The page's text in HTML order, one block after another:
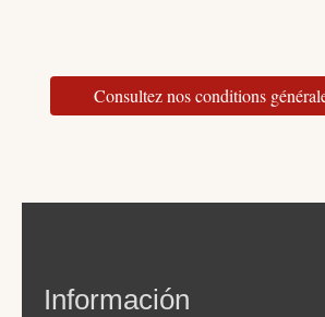
o
k
r
a
e
r
Consultez nos conditions
Información